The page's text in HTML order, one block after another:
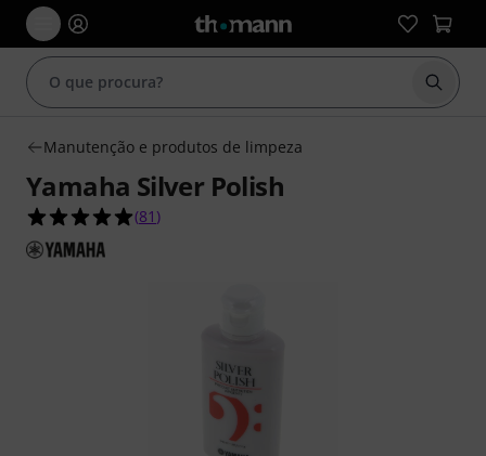
Iniciar
Manutenção e produtos de limpeza
Yamaha Silver Polish
4.9 de 5 estrelas de 81 avaliações de clientes
(81 )